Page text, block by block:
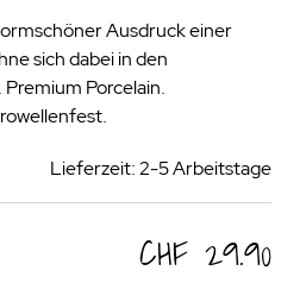
Ausdruck einer
sich dabei in den
Porcelain.
Lieferzeit: 2-5 Arbeitstage
CHF 29.90